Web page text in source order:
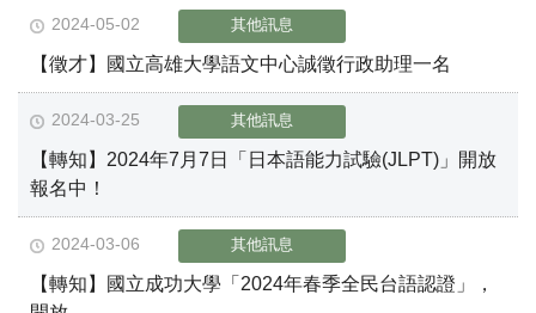
2024-05-02 其他訊息
【徵才】國立高雄大學語文中心誠徵行政助理一名
2024-03-25 其他訊息
【轉知】2024年7月7日「日本語能力試驗(JLPT)」開放
報名中！
2024-03-06 其他訊息
【轉知】國立成功大學「2024年春季全民台語認證」，